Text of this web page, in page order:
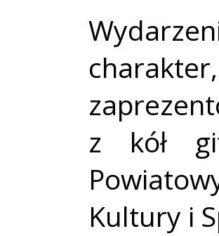
z kół
Kultury i